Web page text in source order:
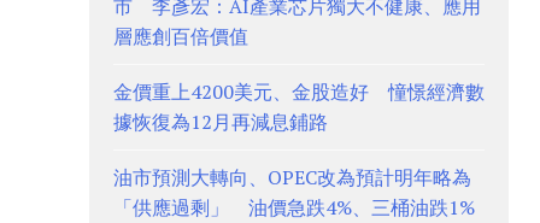
市 李彥宏：AI產業芯片獨大不健康、應用
層應創百倍價值
金價重上4200美元、金股造好 憧憬經濟數
據恢復為12月再減息鋪路
油市預測大轉向、OPEC改為預計明年略為
「供應過剩」 油價急跌4%、三桶油跌1%